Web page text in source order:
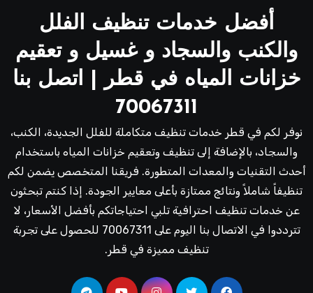
أفضل خدمات تنظيف الفلل
والكنب والسجاد و غسيل و تعقيم
خزانات المياه في قطر | اتصل بنا
70067311
نوفر لكم في قطر خدمات تنظيف متكاملة للفلل الجديدة، الكنب،
والسجاد، بالإضافة إلى تنظيف وتعقيم خزانات المياه باستخدام
أحدث التقنيات والمعدات المتطورة. فريقنا المتخصص يضمن لكم
تنظيفاً شاملاً ونتائج ممتازة بأعلى معايير الجودة. إذا كنتم تبحثون
عن خدمات تنظيف احترافية تلبي احتياجاتكم بأفضل الأسعار، لا
تترددوا في الاتصال بنا اليوم على 70067311 للحصول على تجربة
تنظيف مميزة في قطر.